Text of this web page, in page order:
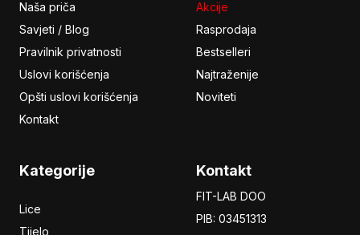
Naša priča
Savjeti / Blog
Pravilnik privatnosti
Uslovi korišćenja
Opšti uslovi korišćenja
Kontakt
Akcije
Rasprodaja
Bestselleri
Najtraženije
Noviteti
Kategorije
Lice
Tijelo
Kontakt
FIT-LAB DOO
PIB: 03451313